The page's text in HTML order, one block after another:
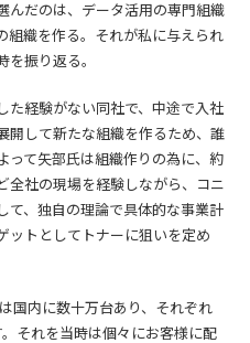
んだのは、データ活用の専門組織
組織を作る。それが私に与えられ
を振り返る。
経験がない同社で、中途で入社
開して新たな組織を作るため、誰
って矢部氏は組織作りの為に、約
全社の現場を経験しながら、コニ
て、独自の理論で具体的な事業計
ットとしてトナーに狙いを定め
国内に数十万台あり、それぞれ
それを当時は個々にお客様に配